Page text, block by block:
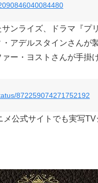
ンライズ、ドラマ『プ
アデルスタインさんが
ー・ヨストさんが手掛
872259074271752192
メ公式サイトでも実写